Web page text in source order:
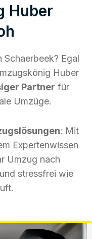
Huber
Schaerbeek? Egal
Huber
Partner für
Umzüge.
: Mit
Expertenwissen
Umzug nach
stressfrei wie